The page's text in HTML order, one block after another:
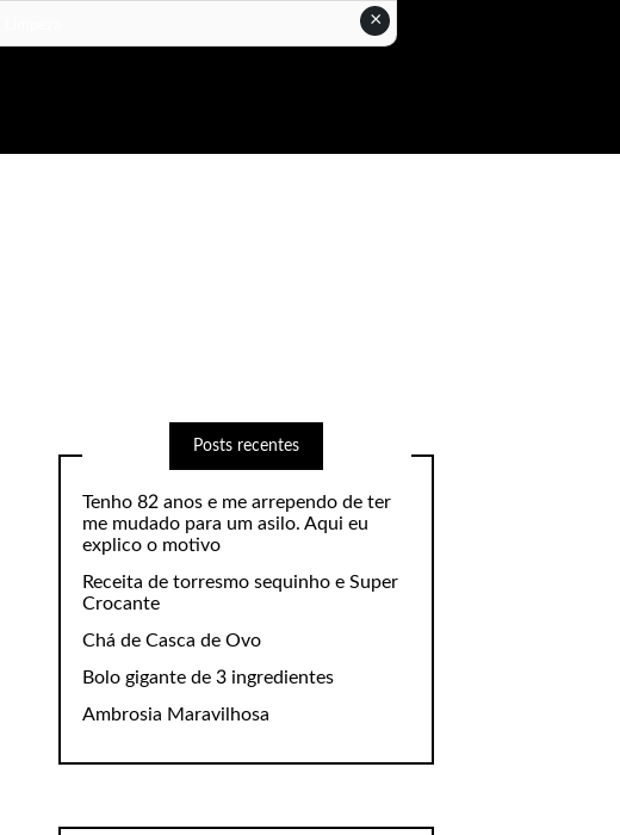
Posts recentes
Tenho 82 anos e me arrependo de ter
me mudado para um asilo. Aqui eu
explico o motivo
Receita de torresmo sequinho e Super
Crocante
Chá de Casca de Ovo
Bolo gigante de 3 ingredientes
Ambrosia Maravilhosa
×